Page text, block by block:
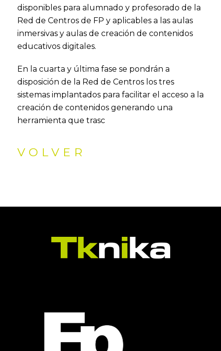
disponibles para alumnado y profesorado de la
Red de Centros de FP y aplicables a las aulas
inmersivas y aulas de creación de contenidos
educativos digitales.
En la cuarta y última fase se pondrán a
disposición de la Red de Centros los tres
sistemas implantados para facilitar el acceso a la
creación de contenidos generando una
herramienta que trasc
VOLVER